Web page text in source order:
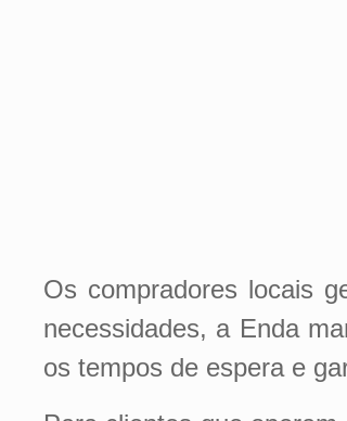
Os compradores locais
necessidades, a Enda
os tempos de espera e